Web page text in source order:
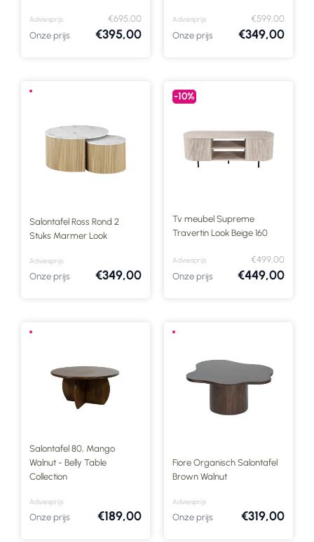
Adviesprijs
€695,00
Onze prijs
€395,00
Adviesprijs
€599,00
Onze prijs
€349,00
Salontafel Ross Rond 2
Stuks Marmer Look
Adviesprijs
Onze prijs €349,00
-10%
Tv meubel Supreme
Travertin Look Beige 160
Adviesprijs
€499,00
Onze prijs
€449,00
Salontafel 80, Mango
Walnut - Belly Table
Collection
Adviesprijs
Onze prijs €189,00
Fiore Organisch Salontafel
Brown Walnut
Adviesprijs
Onze prijs €319,00